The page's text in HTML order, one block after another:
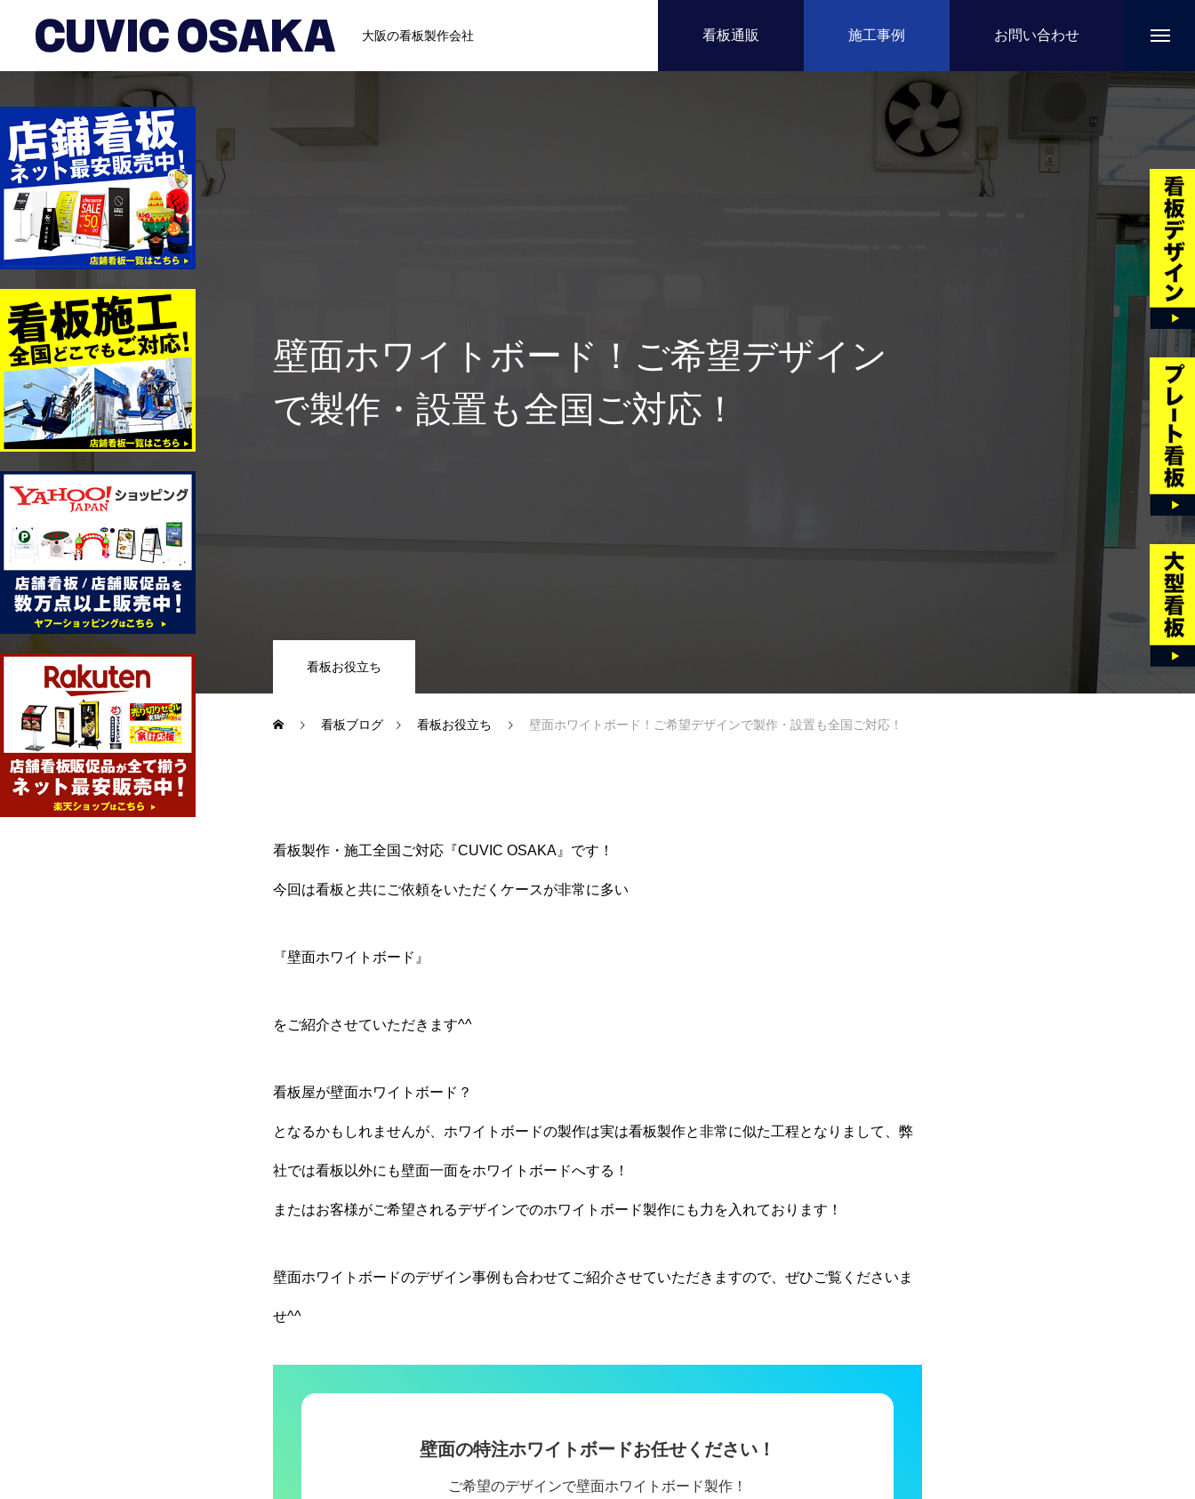
大阪の看板製作会社 看板通販 施工事例 お問い合わせ
ウィンドウサイン
壁面ホワイトボード！ご希望デザイン
で製作・設置も全国ご対応！
看板お役立ち
看板ブログ 看板お役立ち 壁面ホワイトボード！ご希望デザインで製作・設置も全国ご対応！
看板製作・施工全国ご対応『CUVIC OSAKA』です！
今回は看板と共にご依頼をいただくケースが非常に多い
『壁面ホワイトボード』
をご紹介させていただきます^^
看板屋が壁面ホワイトボード？
となるかもしれませんが、ホワイトボードの製作は実は看板製作と非常に似た工程となりまして、弊
社では看板以外にも壁面一面をホワイトボードへする！
またはお客様がご希望されるデザインでのホワイトボード製作にも力を入れております！
壁面ホワイトボードのデザイン事例も合わせてご紹介させていただきますので、ぜひご覧くださいま
せ^^
壁面の特注ホワイトボードお任せください！
ご希望のデザインで壁面ホワイトボード製作！